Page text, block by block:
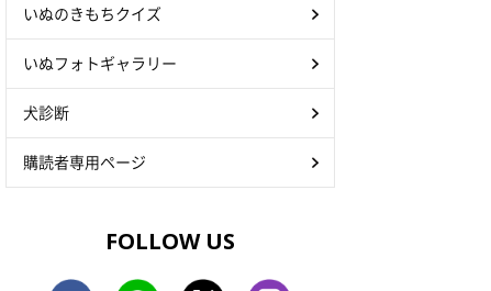
いぬのきもちクイズ
いぬフォトギャラリー
犬診断
購読者専用ページ
FOLLOW US